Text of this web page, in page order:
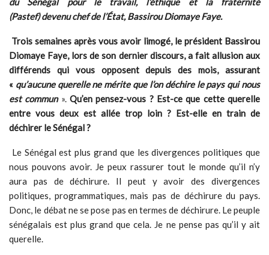
(Pastef) devenu chef de l’État, Bassirou Diomaye Faye.
Trois semaines après vous avoir limogé, le président Bassirou
Diomaye Faye, lors de son dernier discours, a fait allusion aux
différends qui vous opposent depuis des mois, assurant
« qu’aucune querelle ne mérite que l’on déchire le pays qui nous
est commun ».Qu’en pensez-vous ? Est-ce que cette querelle
entre vous deux est allée trop loin ? Est-elle en train de
déchirer le Sénégal ?
Le Sénégal est plus grand que les divergences politiques que
nous pouvons avoir. Je peux rassurer tout le monde qu’il n’y
aura pas de déchirure. Il peut y avoir des divergences
politiques, programmatiques, mais pas de déchirure du pays.
Donc, le débat ne se pose pas en termes de déchirure. Le peuple
sénégalais est plus grand que cela. Je ne pense pas qu’il y ait
querelle.